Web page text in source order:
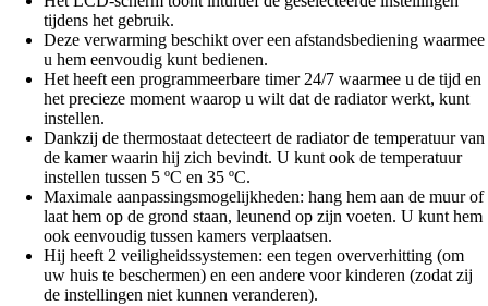
tijdens het gebruik.
Deze verwarming beschikt over een afstandsbediening waarmee
u hem eenvoudig kunt bedienen.
Het heeft een programmeerbare timer 24/7 waarmee u de tijd en
het precieze moment waarop u wilt dat de radiator werkt, kunt
instellen.
Dankzij de thermostaat detecteert de radiator de temperatuur van
de kamer waarin hij zich bevindt. U kunt ook de temperatuur
instellen tussen 5 ºC en 35 ºC.
Maximale aanpassingsmogelijkheden: hang hem aan de muur of
laat hem op de grond staan, leunend op zijn voeten. U kunt hem
ook eenvoudig tussen kamers verplaatsen.
Hij heeft 2 veiligheidssystemen: een tegen oververhitting (om
uw huis te beschermen) en een andere voor kinderen (zodat zij
de instellingen niet kunnen veranderen).